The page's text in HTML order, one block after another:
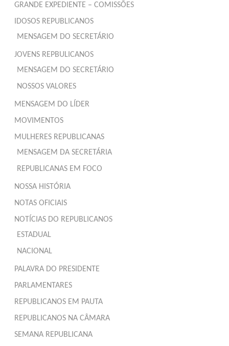
GRANDE EXPEDIENTE – COMISSÕES
IDOSOS REPUBLICANOS
MENSAGEM DO SECRETÁRIO
JOVENS REPBULICANOS
MENSAGEM DO SECRETÁRIO
NOSSOS VALORES
MENSAGEM DO LÍDER
MOVIMENTOS
MULHERES REPUBLICANAS
MENSAGEM DA SECRETÁRIA
REPUBLICANAS EM FOCO
NOSSA HISTÓRIA
NOTAS OFICIAIS
NOTÍCIAS DO REPUBLICANOS
ESTADUAL
NACIONAL
PALAVRA DO PRESIDENTE
PARLAMENTARES
REPUBLICANOS EM PAUTA
REPUBLICANOS NA CÂMARA
SEMANA REPUBLICANA